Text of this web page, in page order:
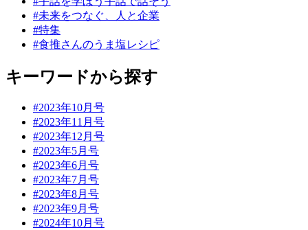
#未来をつなぐ、人と企業
#特集
#食推さんのうま塩レシピ
キーワードから探す
#2023年10月号
#2023年11月号
#2023年12月号
#2023年5月号
#2023年6月号
#2023年7月号
#2023年8月号
#2023年9月号
#2024年10月号